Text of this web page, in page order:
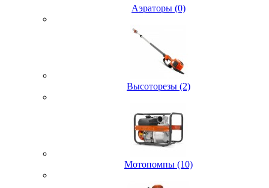
Аэраторы (0)
Высоторезы (2)
Мотопомпы (10)